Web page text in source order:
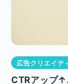
広告クリエイテ
CTRアップ↑